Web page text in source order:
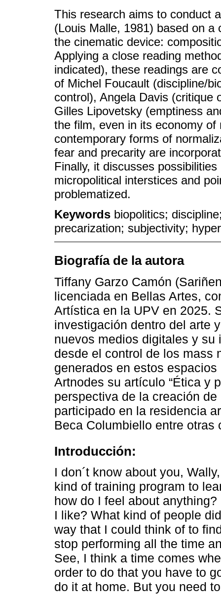
This research aims to conduct
(Louis Malle, 1981) based on
the cinematic device:
Applying a close reading
indicated), these readings are
of Michel Foucault (discipline/
control), Angela Davis (critique
Gilles Lipovetsky (emptiness
the film, even in its economy
contemporary forms of
fear and precarity are
Finally, it discusses
micropolitical interstices and
problematized.
Keywords biopolitics;
precarization; subjectivity;
Biografía de la autora
Tiffany Garzo Camón
licenciada en Bellas Artes,
Artística en la UPV en 2025.
investigación dentro del arte
nuevos medios digitales y
desde el control de los mass
generados en estos
Artnodes su artículo “Ética y
perspectiva de la creación
participado en la residencia
Beca Columbiello entre otras
Introducción:
I don´t know about you,
kind of training program to
how do I feel about
I like? What kind of people
way that I could think of to
stop performing all the time
See, I think a time comes
order to do that you have to
do it at home. But you need